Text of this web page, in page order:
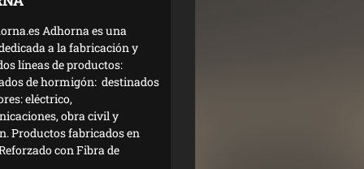
Adhorna es una
a la fabricación y
líneas de productos:
de hormigón: destinados
eléctrico,
obra civil y
Productos fabricados en
con Fibra de